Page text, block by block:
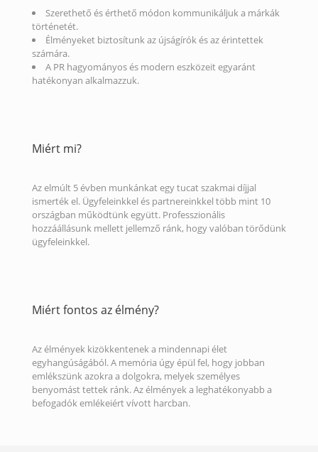
Szerethető és érthető módon kommunikáljuk a márkák
történetét.
Élményeket biztosítunk az újságírók és az érintettek
számára.
A PR hagyományos és modern eszközeit egyaránt
hatékonyan alkalmazzuk.
Miért mi?
Az elmúlt 5 évben munkánkat egy tucat szakmai díjjal
ismerték el. Ügyfeleinkkel és partnereinkkel több mint 10
országban működtünk együtt. Professzionális
hozzáállásunk mellett jellemző ránk, hogy valóban törődünk
ügyfeleinkkel.
Miért fontos az élmény?
Az élmények kizökkentenek a mindennapi élet
egyhangúságából. A memória úgy épül fel, hogy jobban
emlékszünk azokra a dolgokra, melyek személyes
benyomást tettek ránk. Az élmények a leghatékonyabb a
befogadók emlékeiért vívott harcban.